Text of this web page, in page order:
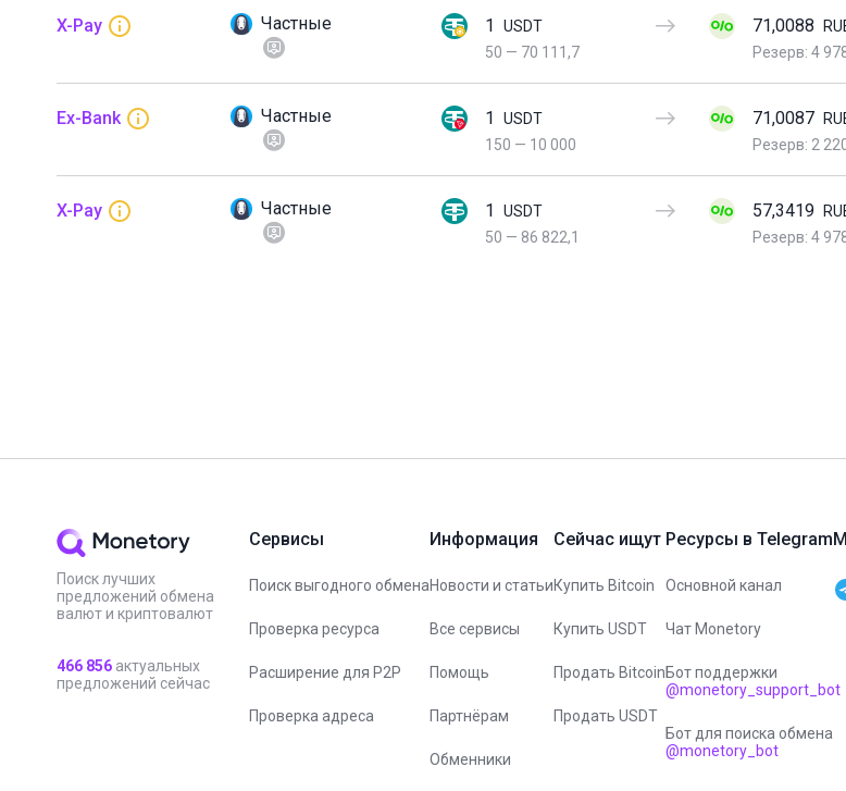
X-Pay Частные 1
USDT
50 — 70 111,7
71,0088
Резерв: 4
Ex-Bank Частные 1
USDT
150 — 10 000
71,0087
Резерв: 2
X-Pay Частные 1
USDT
50 — 86 822,1
57,3419
Резерв: 4
Поиск лучших
предложений обмена
валют и криптовалют
466 856 актуальных
предложений сейчас
Сервисы
Поиск выгодного обмена
Проверка ресурса
Расширение для P2P
Проверка адреса
Информация
Новости и статьи
Все сервисы
Помощь
Партнёрам
Обменники
Сейчас ищут
Купить Bitcoin
Купить USDT
Продать Bitcoin
Продать USDT
Ресурсы в Telegram
Основной канал
Чат Monetory
Бот поддержки
@monetory_support_bot
Бот для поиска обмена
@monetory_bot